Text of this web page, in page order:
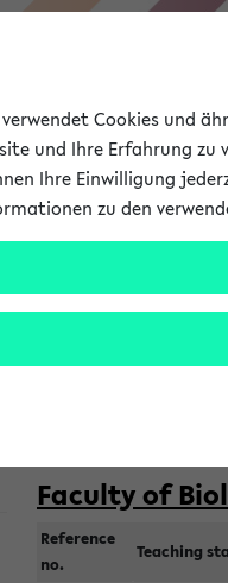
Research
Courses
Semester:
Faculty of
Reference
no.
Teaching
verwendet Cookies und
und Ihre Erfahrung
Ihre Einwilligung
zu den